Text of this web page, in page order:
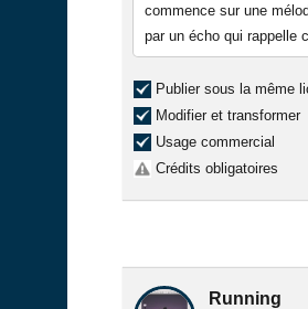
commence sur une
par un écho qui rappelle
Publier sous la même
Modifier et transformer
Usage commercial
Crédits obligatoires
Running